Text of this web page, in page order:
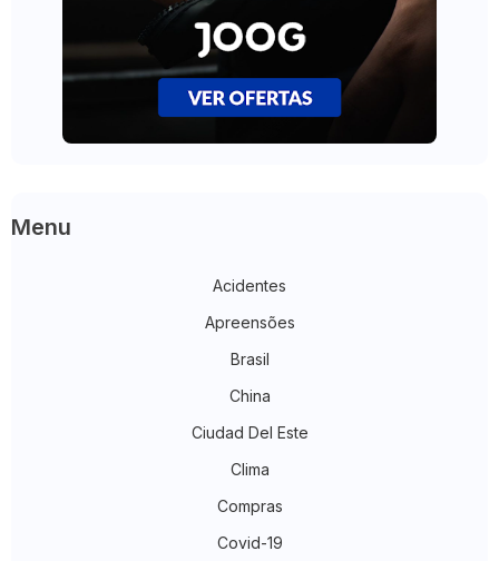
Menu
Acidentes
Apreensões
Brasil
China
Ciudad Del Este
Clima
Compras
Covid-19